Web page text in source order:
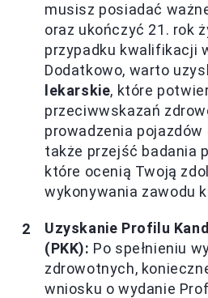
musisz posiadać
oraz ukończyć 21. rok
przypadku kwalifikacji
Dodatkowo, warto
lekarskie, które
przeciwwskazań
prowadzenia pojazdów
także przejść badania
które ocenią Twoją
wykonywania zawodu
Uzyskanie Profilu
(PKK): Po spełnieniu
zdrowotnych,
wniosku o wydanie